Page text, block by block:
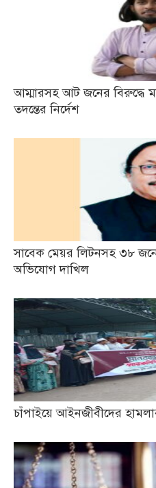
আম্মারসহ আট জনের বিরুদ্ধে
তদন্তের নির্দেশ
সাবেক মেয়র লিটনসহ ৩৮
অভিযোগ দাখিল
চাঁপাইয়ে আইনজীবীদের